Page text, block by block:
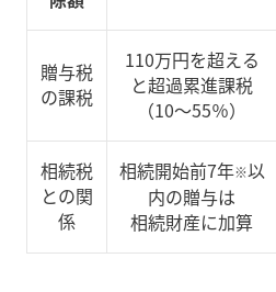
贈与税
の課税
110万円を超える
と超過累進課税
（10～55％）
相続税
との関
係
相続開始前7年※以
内の贈与は
相続財産に加算